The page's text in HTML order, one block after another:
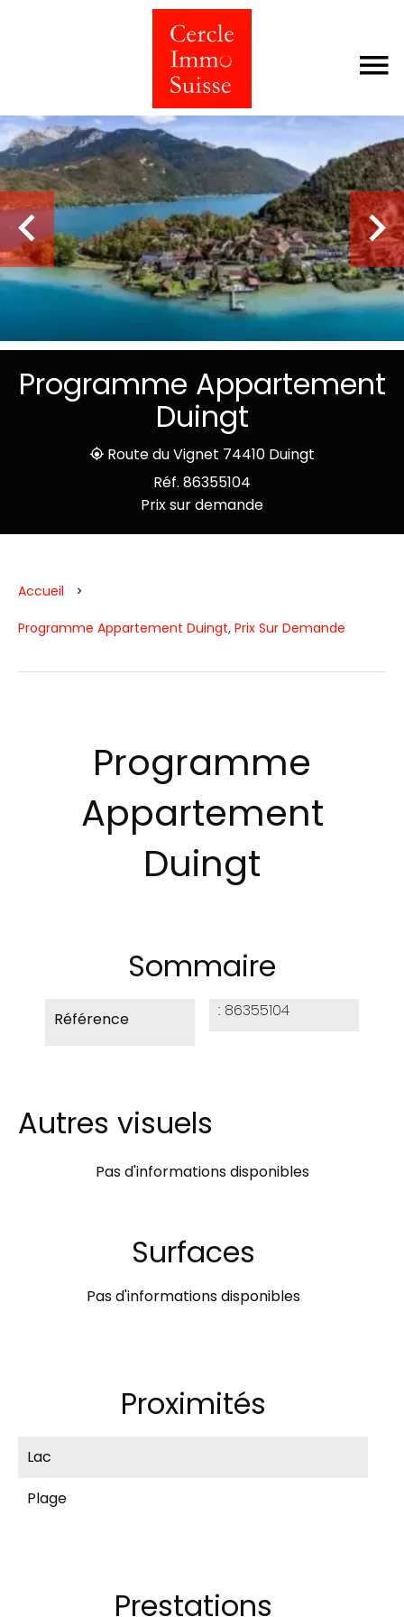
Programme Appartement
Duingt
Route du Vignet 74410 Duingt
Réf. 86355104
Prix sur demande
Accueil
Programme Appartement Duingt, Prix Sur Demande
Programme
Appartement
Duingt
Sommaire
Référence 86355104
Autres visuels
Pas d'informations disponibles
Surfaces
Pas d'informations disponibles
Proximités
Lac
Plage
Prestations